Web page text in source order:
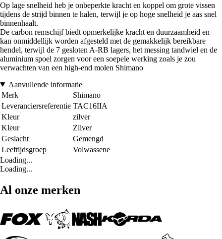
Op lage snelheid heb je onbeperkte kracht en koppel om grote vissen
tijdens de strijd binnen te halen, terwijl je op hoge snelheid je aas snel
binnenhaalt.
De carbon remschijf biedt opmerkelijke kracht en duurzaamheid en
kan onmiddellijk worden afgesteld met de gemakkelijk bereikbare
hendel, terwijl de 7 gesloten A-RB lagers, het messing tandwiel en de
aluminium spoel zorgen voor een soepele werking zoals je zou
verwachten van een high-end molen Shimano
Aanvullende informatie
Merk
Shimano
Leveranciersreferentie TAC16IIA
Kleur
zilver
Kleur
Zilver
Geslacht
Gemengd
Leeftijdsgroep
Volwassene
Loading...
Loading...
Al onze merken